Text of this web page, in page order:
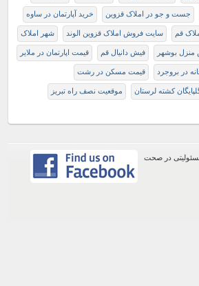
جست و جو در املاک قزوین خرید آپارتمان در ساوه
قم سایت فروش املاک قزوین الوند شهر املاک
بوشهر فیش‏ ‏دانیال‏ ‏قم قيمت اپارتمان در ملاير
در بروجرد قیمت مسکن در رشت
کشته لرستان موقعیت نصف راه تبریز
عمومی سایت ثبت شده است. لذا سایت املاک 118هیچ گونه مسئولیتی در صحت